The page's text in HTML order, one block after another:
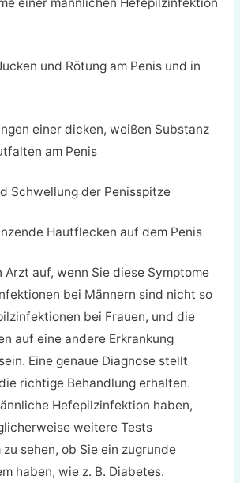
und Rötung am Penis und in
einer dicken, weißen Substanz
am Penis
Schwellung der Penisspitze
Hautflecken auf dem Penis
Arzt auf, wenn Sie diese Symptome
bei Männern sind nicht so
bei Frauen, und die
auf eine andere Erkrankung
Eine genaue Diagnose stellt
richtige Behandlung erhalten.
Hefepilzinfektion haben,
weitere Tests
sehen, ob Sie ein zugrunde
haben, wie z. B. Diabetes.